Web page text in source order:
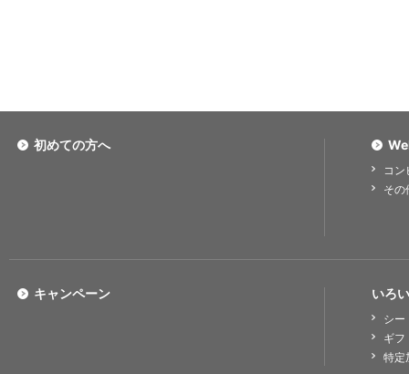
初めての方へ
コ
その
いろ
シー
ギフ
特定
キャンペーン